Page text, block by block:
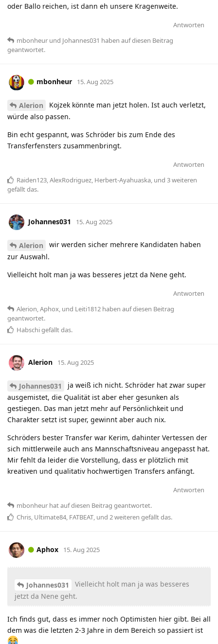
oder Ballo reichen, ist dann eh unsere Kragenweite.
Antworten
mbonheur und Johannes031 haben auf diesen Beitrag
geantwortet.
mbonheur 15. Aug 2025
Alerion
Kojzek könnte man jetzt holen. Ist auch verletzt,
würde also passen.
Bin echt gespannt, was Schröder bis zum Ende des
Transferfensters zusammenbringt.
Antworten
Raiden123,AlexRodriguez, Herbert-Ayahuaska, und 3weiteren
gefällt das.
Johannes031 15. Aug 2025
Alerion
wir werden sicher mehrere Kandidaten haben
zur Auswahl.
Vielleicht holt man ja was besseres jetzt da Nene geht.
Antworten
Alerion,Aphox, und Leiti1812 haben auf diesen Beitrag
geantwortet.
Habschigefällt das.
Alerion 15. Aug 2025
Johannes031
ja weiß ich nicht. Schröder hat zwar super
ausgemistet, die Qualität ist aber eher gesunken als
gestiegen. Das man jetzt mehr auf Persönlichkeit und
Charakter setzt ist super, gewinnt aber auch nix.
Schröders bester Transfer war Kerim, dahinter Vertessen der
sich mittlerweile auch ans Mannschaftsniveau angepasst hat.
Mir fehlt da leider die Vorstellung, dass er plötzlich mit
kreativen und qualitativ hochwertigen Transfers anfängt.
Antworten
mbonheur hatauf diesen Beitrag geantwortet.
Chris, Ultimate84, FATBEAT, und 2weiteren gefällt das.
Aphox 15. Aug 2025
Johannes031
Vielleicht holt man ja was besseres
jetzt da Nene geht.
Ich finds gut, dass es immer noch Optimisten hier gibt. Bei all
dem was die letzten 2-3 Jahre in dem Bereich so passiert ist